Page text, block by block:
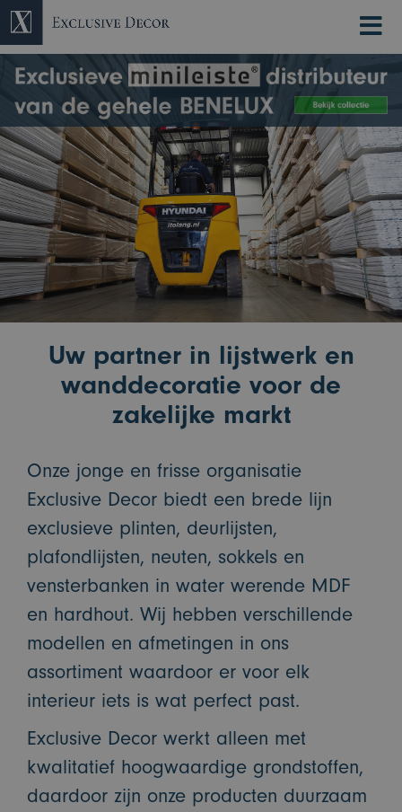
Uw partner in lijstwerk en
wanddecoratie voor de
zakelijke markt
Onze jonge en frisse organisatie
Exclusive Decor biedt een brede lijn
exclusieve plinten, deurlijsten,
plafondlijsten, neuten, sokkels en
vensterbanken in water werende MDF
en hardhout. Wij hebben verschillende
modellen en afmetingen in ons
assortiment waardoor er voor elk
interieur iets is wat perfect past.
Exclusive Decor werkt alleen met
kwalitatief hoogwaardige grondstoffen,
daardoor zijn onze producten duurzaam
×